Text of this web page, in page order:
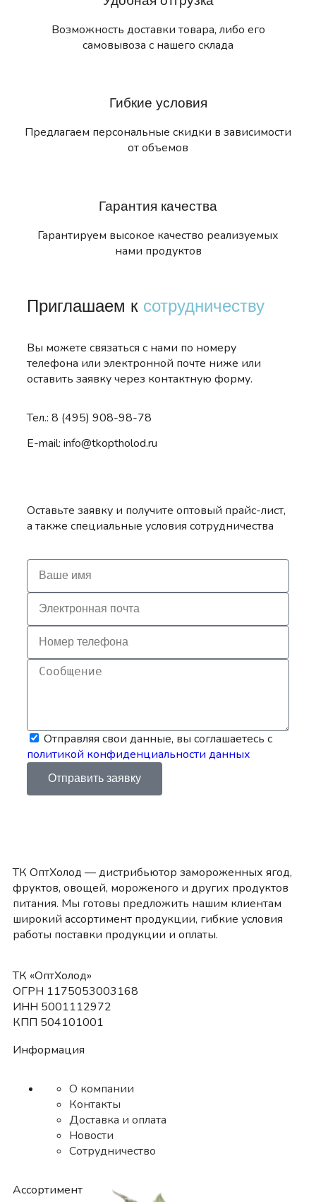
Возможность доставки товара, либо его
самовывоза с нашего склада
Гибкие условия
Предлагаем персональные скидки в зависимости
от объемов
Гарантия качества
Гарантируем высокое качество реализуемых
нами продуктов
Приглашаем к сотрудничеству
Вы можете связаться с нами по номеру
телефона или электронной почте ниже или
оставить заявку через контактную форму.
Тел.: 8 (495) 908-98-78
E-mail: info@tkoptholod.ru
Оставьте заявку и получите оптовый прайс-лист,
а также специальные условия сотрудничества
Отправляя свои данные, вы соглашаетесь с
политикой конфиденциальности данных
Отправить заявку
ТК ОптХолод — дистрибьютор замороженных ягод,
фруктов, овощей, мороженого и других продуктов
питания. Мы готовы предложить нашим клиентам
широкий ассортимент продукции, гибкие условия
работы поставки продукции и оплаты.
ТК «ОптХолод»
ОГРН 1175053003168
ИНН 5001112972
КПП 504101001
Информация
О компании
Контакты
Доставка и оплата
Новости
Сотрудничество
Ассортимент